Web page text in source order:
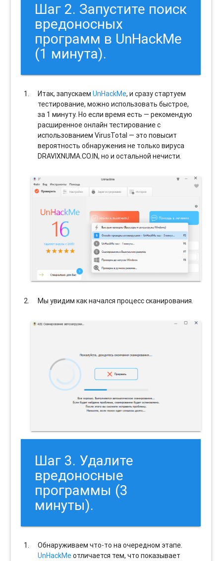
Шаг 2. Запустите поиск
вредоносных
программ в UnHackMe
(1 минута).
Итак, запускаемUnHackMe, и сразу стартуем
тестирование, можно использовать быстрое,
за 1 минуту. Но если время есть — рекомендую
расширенное онлайн тестирование с
использованием VirusTotal — это повысит
вероятность обнаружения не только вируса
DRAVIXNUMA.CO.IN, но и остальной нечисти.
Мы увидим как начался процесс сканирования.
Шаг 3. Удалите
вредоносные
программы (3
минуты).
Обнаруживаем что-то на очередном этапе.
UnHackMeотличается тем, что показывает